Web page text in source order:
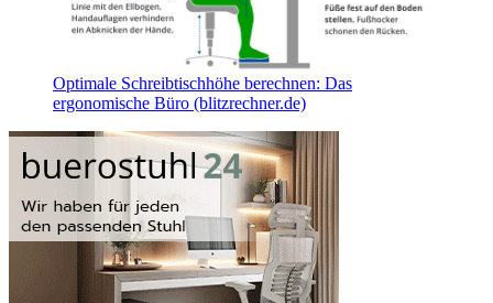
Optimale Schreibtischhöhe berechnen: Das
ergonomische Büro (blitzrechner.de)